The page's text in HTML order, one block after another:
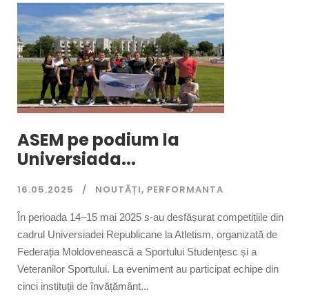
ASEM pe podium la
Universiada...
16.05.2025 NOUTĂȚI, PERFORMANTA
În perioada 14–15 mai 2025 s-au desfășurat competițiile din
cadrul Universiadei Republicane la Atletism, organizată de
Federația Moldovenească a Sportului Studențesc și a
Veteranilor Sportului. La eveniment au participat echipe din
cinci instituții de învățământ...